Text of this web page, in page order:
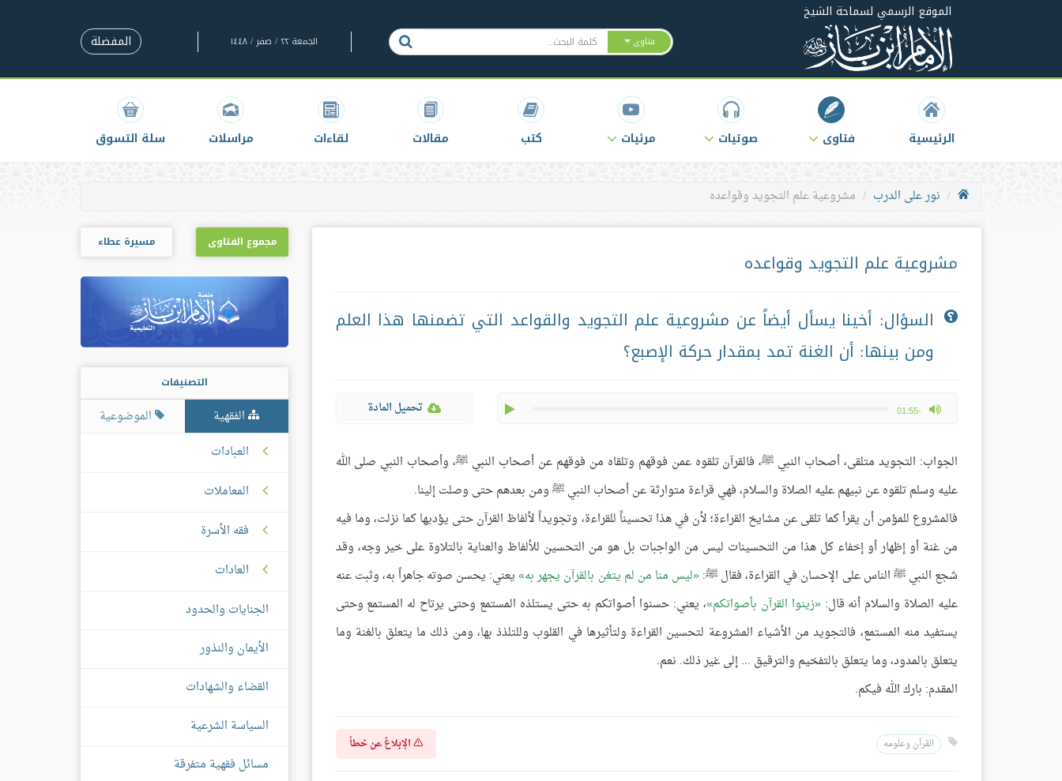
الموقع الرسمي لسماحة الشيخ
فتاوى الجمعة ٢٢ / صفر / ١٤٤٨ المفضلة
الرئيسية فتاوى صوتيات مرئيات كتب مقالات لقاءات مراسلات سلة التسوق
نور على الدرب مشروعية علم التجويد وقواعده
مشروعية علم التجويد وقواعده
السؤال: أخينا يسأل أيضاً عن مشروعية علم التجويد والقواعد التي تضمنها هذا العلم
ومن بينها: أن الغنة تمد بمقدار حركة الإصبع؟
-01:55
max volume تحميل المادة
الجواب: التجويد متلقى، أصحاب النبي ﷺ، فالقرآن تلقوه عمن فوقهم وتلقاه من فوقهم عن أصحاب النبي ﷺ، وأصحاب النبي صلى الله
عليه وسلم تلقوه عن نبيهم عليه الصلاة والسلام، فهي قراءة متوارثة عن أصحاب النبي ﷺ ومن بعدهم حتى وصلت إلينا.
فالمشروع للمؤمن أن يقرأ كما تلقى عن مشايخ القراءة؛ لأن في هذا تحسيناً للقراءة، وتجويداً لألفاظ القرآن حتى يؤديها كما نزلت، وما فيه
من غنة أو إظهار أو إخفاء كل هذا من التحسينات ليس من الواجبات بل هو من التحسين للألفاظ والعناية بالتلاوة على خير وجه، وقد
شجع النبي ﷺ الناس على الإحسان في القراءة، فقال ﷺ: ليس منا من لم يتغن بالقرآن يجهر به يعني: يحسن صوته جاهراً به، وثبت عنه
عليه الصلاة والسلام أنه قال: زينوا القرآن بأصواتكم ، يعني: حسنوا أصواتكم به حتى يستلذه المستمع وحتى يرتاح له المستمع وحتى
يستفيد منه المستمع، فالتجويد من الأشياء المشروعة لتحسين القراءة ولتأثيرها في القلوب وللتلذذ بها، ومن ذلك ما يتعلق بالغنة وما
يتعلق بالمدود، وما يتعلق بالتفخيم والترقيق ... إلى غير ذلك. نعم.
المقدم: بارك الله فيكم.
القرآن وعلومه الإبلاغ عن خطأ
مجموع الفتاوى مسيرة عطاء
التصنيفات
الفقهية
الموضوعية
العبادات
المعاملات
فقه الأسرة
العادات
الجنايات والحدود
الأيمان والنذور
القضاء والشهادات
السياسة الشرعية
مسائل فقهية متفرقة